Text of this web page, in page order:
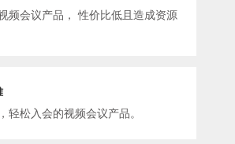
频会议产品， 性价比低且造成资源
轻松入会的视频会议产品。